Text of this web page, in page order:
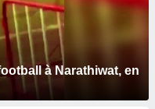
à Narathiwat, en